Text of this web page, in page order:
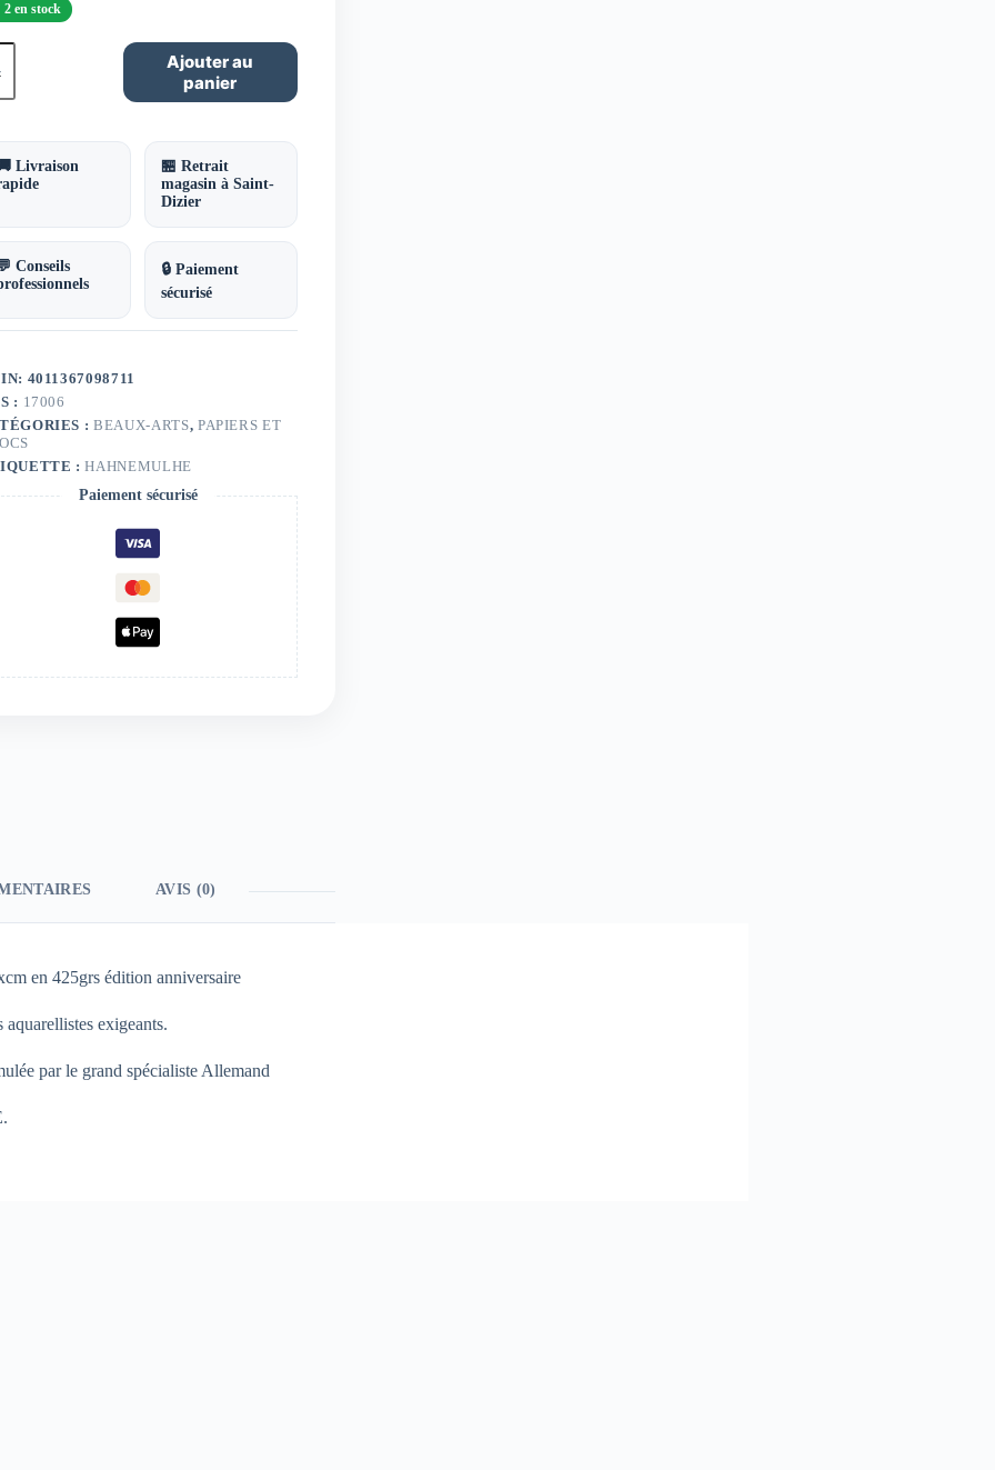
2 en stock
Ajouter au
panier
Livraison
🏪 Retrait
magasin à Saint-
Dizier
Conseils
🔒 Paiement
sécurisé
4011367098711
: 17006
:BEAUX-ARTS, PAPIERS ET
:HAHNEMULHE
Paiement sécurisé
AVIS (0)
en 425grs édition anniversaire
exigeants.
par le grand spécialiste Allemand